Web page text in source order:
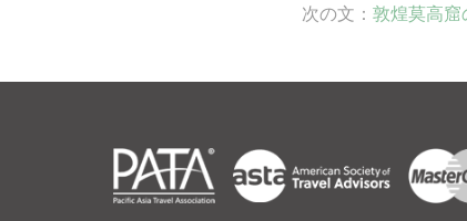
次の文： 敦煌莫高窟